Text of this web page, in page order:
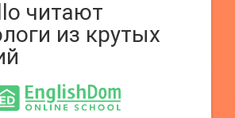
читают
из крутых